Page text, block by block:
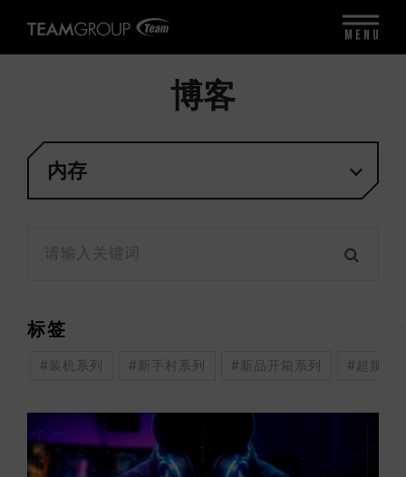
博客
内存
标签
#装机系列 #新手村系列 #新品开箱系列 #超频系
MENU